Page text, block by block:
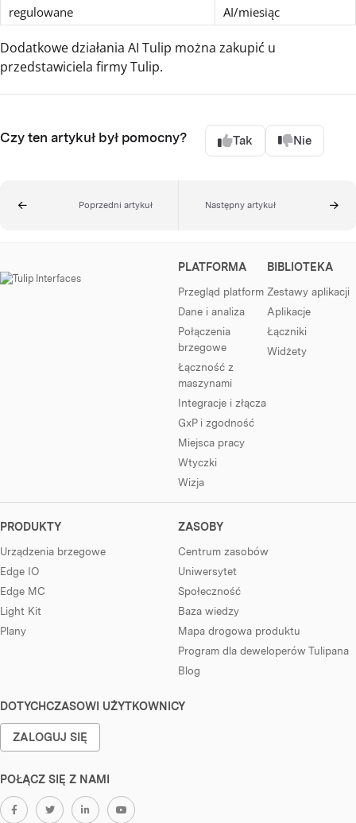
regulowane
AI/miesiąc
Dodatkowe działania AI Tulip można zakupić u
przedstawiciela firmy Tulip.
Czy ten artykuł był pomocny? Tak Nie
Poprzedni artykuł Następny artykuł
PLATFORMA
Przegląd platform
Dane i analiza
Połączenia
brzegowe
Łączność z
maszynami
Integracje i złącza
GxP i zgodność
Miejsca pracy
Wtyczki
Wizja
BIBLIOTEKA
Zestawy aplikacji
Aplikacje
Łączniki
Widżety
PRODUKTY
Urządzenia brzegowe
Edge IO
Edge MC
Light Kit
Plany
ZASOBY
Centrum zasobów
Uniwersytet
Społeczność
Baza wiedzy
Mapa drogowa produktu
Program dla deweloperów Tulipana
Blog
DOTYCHCZASOWI UŻYTKOWNICY
ZALOGUJ SIĘ
POŁĄCZ SIĘ Z NAMI